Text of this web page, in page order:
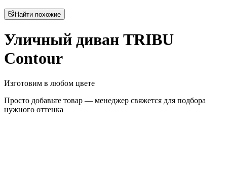
Найти похожие
Уличный диван TRIBU
Contour
Изготовим в любом цвете
Просто добавьте товар — менеджер свяжется для подбора
нужного оттенка